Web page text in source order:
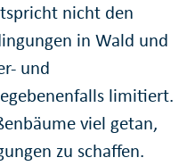
nicht den
in Wald und
und
limitiert.
viel getan,
zu schaffen.